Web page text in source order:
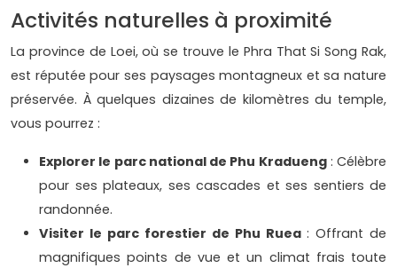
Activités naturelles à proximité
La province de Loei, où se trouve le Phra That Si Song Rak,
est réputée pour ses paysages montagneux et sa nature
préservée. À quelques dizaines de kilomètres du temple,
vous pourrez :
Explorer le parc national de Phu Kradueng: Célèbre
pour ses plateaux, ses cascades et ses sentiers de
randonnée.
Visiter le parc forestier de Phu Ruea : Offrant de
magnifiques points de vue et un climat frais toute